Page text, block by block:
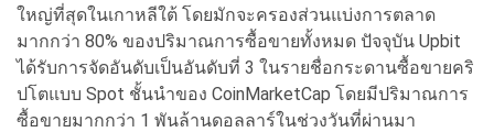
ใหญ่ที่สุดในเกาหลีใต้ โดยมักจะครองส่วนแบ่งการตลาด
มากกว่า 80% ของปริมาณการซื้อขายทั้งหมด ปัจจุบัน Upbit
ได้รับการจัดอันดับเป็นอันดับที่ 3 ในรายชื่อกระดานซื้อขายคริ
ปโตแบบ Spot ชั้นนำของ CoinMarketCap โดยมีปริมาณการ
ซื้อขายมากกว่า 1 พันล้านดอลลาร์ในช่วงวันที่ผ่านมา